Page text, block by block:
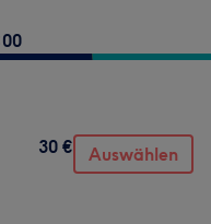
30 € Auswählen